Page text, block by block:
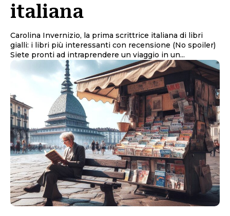
italiana
Carolina Invernizio, la prima scrittrice italiana di libri
gialli: i libri più interessanti con recensione (No spoiler)
Siete pronti ad intraprendere un viaggio in un...